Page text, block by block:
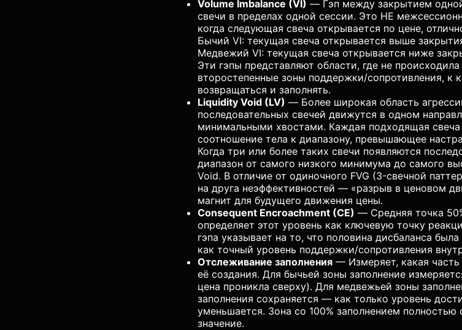
Volume Imbalance (VI) — Гэп между закрытием
свечи в пределах одной сессии. Это НЕ
когда следующая свеча открывается по цене,
Бычий VI: текущая свеча открывается выше
Медвежий VI: текущая свеча открывается ниже
Эти гэпы представляют области, где не
второстепенные зоны поддержки/сопротивления, к
возвращаться и заполнять.
Liquidity Void (LV) — Более широкая область
последовательных свечей движутся в одном
минимальными хвостами. Каждая подходящая
соотношение тела к диапазону, превышающее
Когда три или более таких свечи появляются
диапазон от самого низкого минимума до самого
Void. В отличие от одиночного FVG (3-свечной
на друга неэффективностей — «разрыв в ценовом
магнит для будущего движения цены.
Consequent Encroachment (CE) — Средняя точка
определяет этот уровень как ключевую точку
гэпа указывает на то, что половина дисбаланса
как точный уровень поддержки/сопротивления
Отслеживание заполнения — Измеряет, какая
её создания. Для бычьей зоны заполнение
цена проникла сверху). Для медвежьей зоны
заполнения сохраняется — как только уровень
уменьшается. Зона со 100% заполнением полностью
значение.